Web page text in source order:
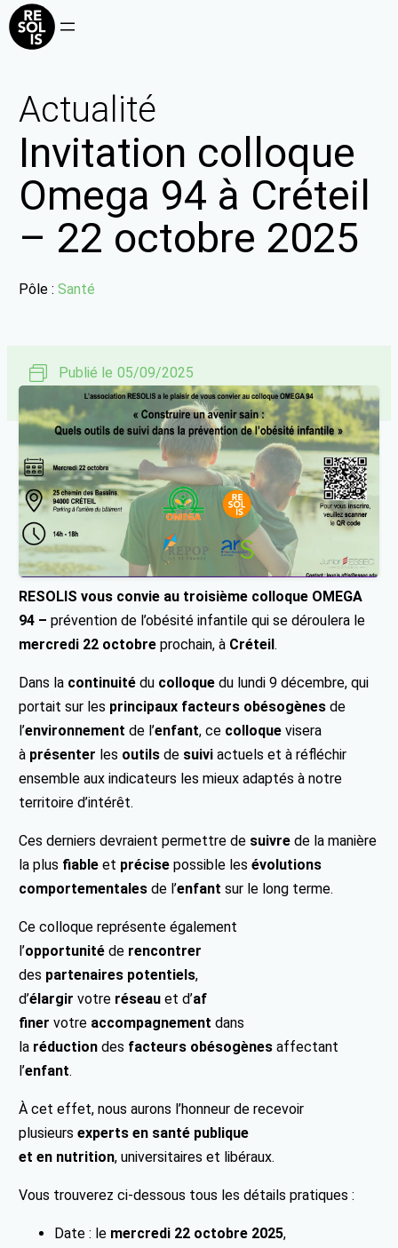
Actualité
Invitation colloque
Omega 94 à Créteil
– 22 octobre 2025
Pôle :Santé
Publié le 05/09/2025
RESOLIS vous convie au troisième colloque OMEGA
94 –prévention de l’obésité infantile qui se déroulera le
mercredi 22 octobreprochain, à Créteil.
Dans la continuité du colloque du lundi 9 décembre, qui
portait sur les principaux facteurs obésogènes de
l’environnement de l’enfant, ce colloque visera
à présenter les outils de suivi actuels et à réfléchir
ensemble aux indicateurs les mieux adaptés à notre
territoire d’intérêt.
Ces derniers devraient permettre de suivre de la manière
la plus fiable et précise possible lesévolutions
comportementales de l’enfant sur le long terme.
Ce colloque représente également
l’opportunitéde rencontrer
des partenaires potentiels,
d’élargir votre réseauet d’af
finer votre accompagnement dans
la réduction des facteurs obésogènes affectant
l’enfant.
À cet effet, nous aurons l’honneur de recevoir
plusieursexperts en santé publique
et en nutrition, universitaires et libéraux.
Vous trouverez ci-dessous tous les détails pratiques :
Date : le mercredi 22 octobre 2025,